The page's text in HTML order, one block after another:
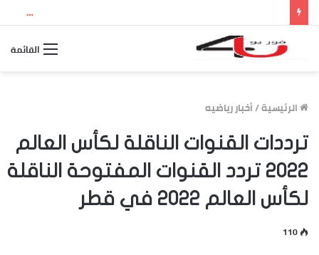
نتيجة الثانوية العامة 2026 بالاسم ورقم الجلوس.. استعلم الآن عن درجاتك والمجموع الكلي
القائمة
الرئيسية/أخبار رياضيه
ترددات القنوات الناقلة لكأس العالم
2022 تردد القنوات المفتوحة الناقلة
لكأس العالم 2022 في قطر
110